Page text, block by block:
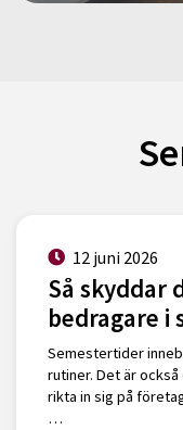
12 juni 2026
Så skyddar
bedragare i
Semestertider
rutiner. Det är
rikta in sig på
…